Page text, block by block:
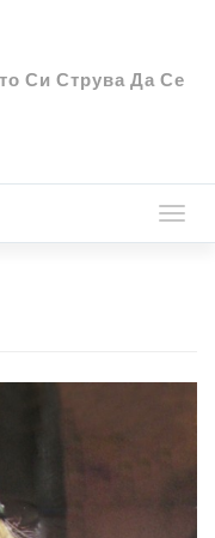
Си Струва Да Се